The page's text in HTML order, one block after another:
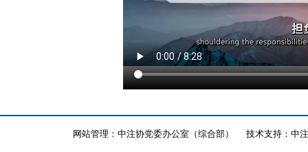
网站管理：中注协党委办公室（综合部） 技术支持：中